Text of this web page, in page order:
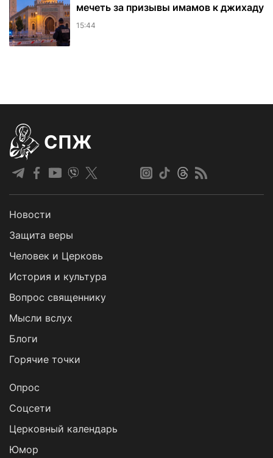
мечеть за призывы имамов к джихаду
15:44
СПЖ
Новости
Защита веры
Человек и Церковь
История и культура
Вопрос священнику
Мысли вслух
Блоги
Горячие точки
Опрос
Cоцсети
Церковный календарь
Юмор